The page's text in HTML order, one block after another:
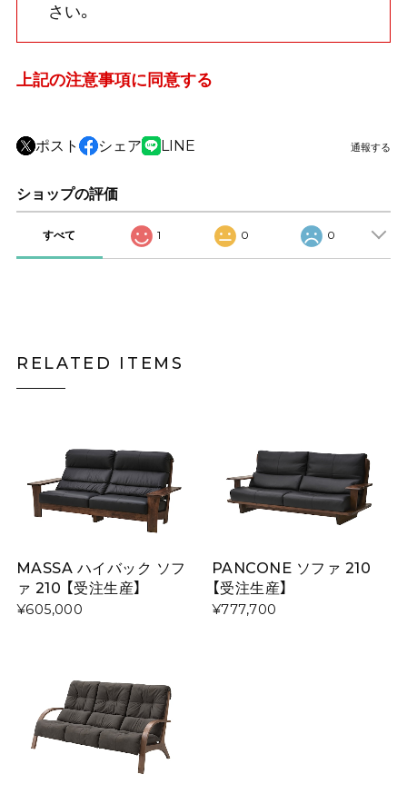
さい。
上記の注意事項に同意する
ポスト シェア LINE 通報する
ショップの評価
すべて 1 0 0
RELATED ITEMS
MASSA ハイバック ソフ
ァ 210 【受注生産】
¥605,000
PANCONE ソファ 210
【受注生産】
¥777,700